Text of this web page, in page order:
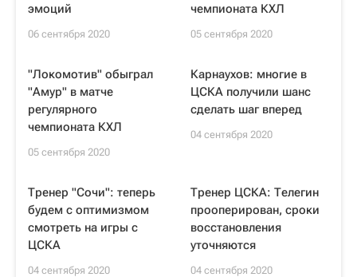
эмоций
06 сентября 2020
чемпионата КХЛ
05 сентября 2020
"Локомотив" обыграл
"Амур" в матче
регулярного
чемпионата КХЛ
05 сентября 2020
Карнаухов: многие в
ЦСКА получили шанс
сделать шаг вперед
04 сентября 2020
Тренер "Сочи": теперь
будем с оптимизмом
смотреть на игры с
ЦСКА
04 сентября 2020
Тренер ЦСКА: Телегин
прооперирован, сроки
восстановления
уточняются
04 сентября 2020